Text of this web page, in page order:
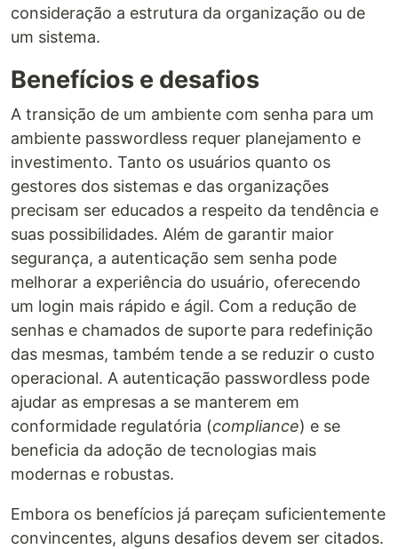
consideração a estrutura da organização ou de
um sistema.
Benefícios e desafios
A transição de um ambiente com senha para um
ambiente passwordless requer planejamento e
investimento. Tanto os usuários quanto os
gestores dos sistemas e das organizações
precisam ser educados a respeito da tendência e
suas possibilidades. Além de garantir maior
segurança, a autenticação sem senha pode
melhorar a experiência do usuário, oferecendo
um login mais rápido e ágil. Com a redução de
senhas e chamados de suporte para redefinição
das mesmas, também tende a se reduzir o custo
operacional. A autenticação passwordless pode
ajudar as empresas a se manterem em
conformidade regulatória (compliance) e se
beneficia da adoção de tecnologias mais
modernas e robustas.
Embora os benefícios já pareçam suficientemente
convincentes, alguns desafios devem ser citados.